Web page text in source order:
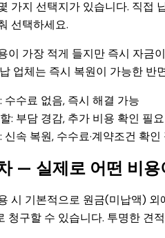
가지 선택지가 있습니다. 직접
선택하세요.
이 가장 적게 들지만 즉시 자금
업체는 즉시 복원이 가능한
수수료 없음, 즉시 해결 가능
: 부담 경감, 추가 비용 확인 필요
신속 복원, 수수료·계약조건 확인
— 실제로 어떤 비용
시 기본적으로 원금(미납액)
청구할 수 있습니다. 투명한 견